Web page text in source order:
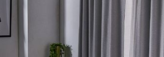
ジュニア・ティーンズ下着